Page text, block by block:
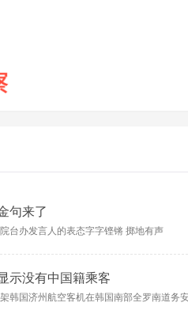
句来了
台办发言人的表态字字铿锵 掷地有声
示没有中国籍乘客
韩国济州航空客机在韩国南部全罗南道务